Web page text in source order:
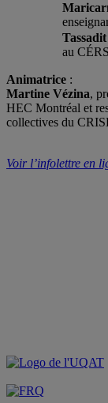
au
Animatrice :
Martine Vézina,
HEC Montréal et
collectives du
Voir l’infolettre en